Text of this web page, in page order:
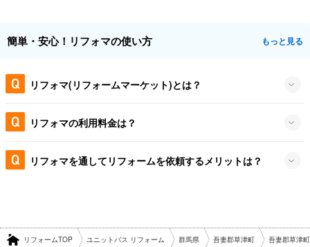
簡単・安心！リフォマの使い方 もっと見る
リフォマ(リフォームマーケット)とは？
リフォマの利用料金は？
リフォマを通してリフォームを依頼するメリットは？
リフォームTOP ユニットバス リフォーム 群馬県 吾妻郡草津町 吾妻郡草津